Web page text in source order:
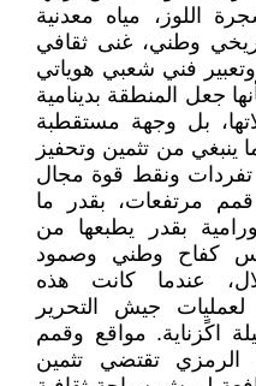
اللوز، مياه معدنية
وطني، غنى ثقافي
فني شعبي هوياتي
جعل المنطقة بدينامية
بل وجهة مستقطبة
ينبغي من تثمين وتحفيز
ونقط قوة مجال
قمم مرتفعات، بقدر ما
بقدر يطبعها من
كفاح وطني وصمود
عندما كانت هذه
جيش التحرير
اكًزناية. مواقع وقمم
الرمزي تقتضي تثمين